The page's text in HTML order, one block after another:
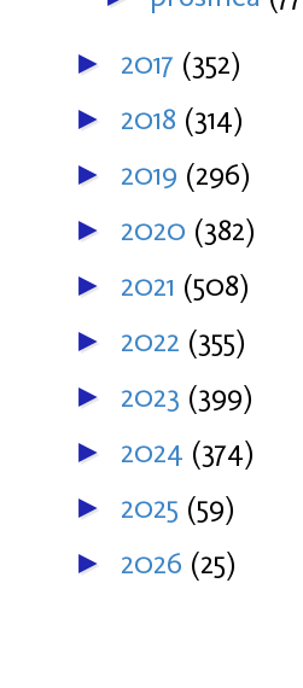
► 2017 (352)
► 2018 (314)
► 2019 (296)
► 2020 (382)
► 2021 (508)
► 2022 (355)
► 2023 (399)
► 2024 (374)
► 2025 (59)
► 2026 (25)